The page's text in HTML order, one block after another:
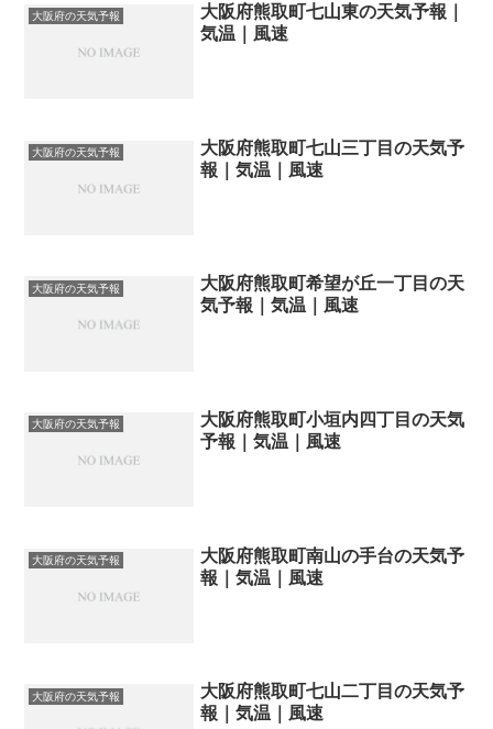
大阪府の天気予報
大阪府熊取町七山東の天気予報｜
気温｜風速
大阪府の天気予報
大阪府熊取町七山三丁目の天気予
報｜気温｜風速
大阪府の天気予報
大阪府熊取町希望が丘一丁目の天
気予報｜気温｜風速
大阪府の天気予報
大阪府熊取町小垣内四丁目の天気
予報｜気温｜風速
大阪府の天気予報
大阪府熊取町南山の手台の天気予
報｜気温｜風速
大阪府の天気予報
大阪府熊取町七山二丁目の天気予
報｜気温｜風速